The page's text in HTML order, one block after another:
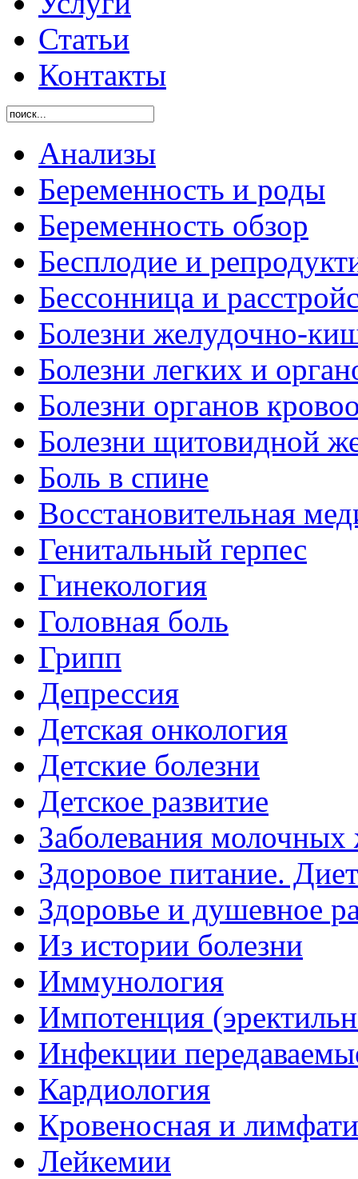
Статьи
Контакты
Анализы
Беременность и роды
Беременность обзор
Бесплодие и
Бессонница и
Болезни желудочно-
Болезни легких и
Болезни органов
Болезни щитовидной
Боль в спине
Восстановительная
Генитальный герпес
Гинекология
Головная боль
Грипп
Депрессия
Детская онкология
Детские болезни
Детское развитие
Заболевания молочных
Здоровое питание.
Здоровье и душевное
Из истории болезни
Иммунология
Импотенция
Инфекции
Кардиология
Кровеносная и
Лейкемии